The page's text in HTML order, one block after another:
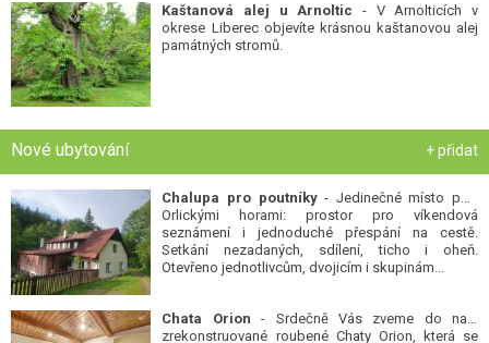
Kaštanová alej u Arnoltic - V Arnolticích v
okrese Liberec objevíte krásnou kaštanovou alej
památných stromů.
Nové ubytování + přidat
Chalupa pro poutníky- Jedinečné místo pod
Orlickými horami: prostor pro víkendová
seznámení i jednoduché přespání na cestě.
Setkání nezadaných, sdílení, ticho i oheň.
Otevřeno jednotlivcům, dvojicím i skupinám...
Chata Orion - Srdečně Vás zveme do naší
zrekonstruované roubené Chaty Orion, která se